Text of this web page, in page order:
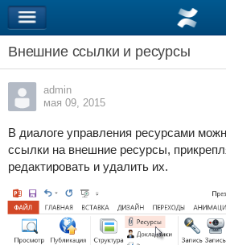
Внешние ссылки и ресурсы
admin
мая 09, 2015
В диалоге управления ресурсами
ссылки на внешние ресурсы,
редактировать и удалить их.